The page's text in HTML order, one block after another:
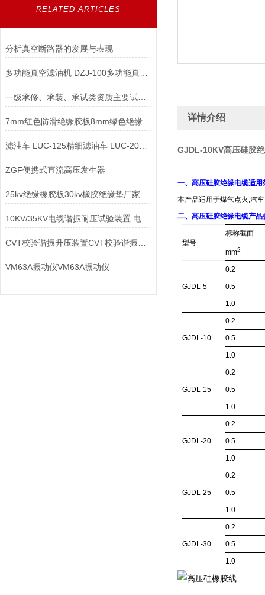
RELATED ARTICLES
分析真空断路器的发展与表现
多功能真空滤油机 DZJ-100多功能真空滤油机
一级承修、承装、承试类资质主要试验设备配置表
7mm红色防滑绝缘胶板8mm绿色绝缘胶板10mm阻燃绝缘胶板
滤油车 LUC-125精细滤油车 LUC-200精细滤油车
ZGF便携式直流高压发生器
10KV/35KV电缆谐振耐压试验装置 电缆谐振耐压试验装置
VM63A振动仪VM63A振动仪
详情介绍
GJDL-10KV高压硅胶
一、 高压硅胶绝缘电缆适用
本产品适用于煤气点火,汽
二、高压硅胶绝缘电缆产品
型号
标称截面
mm2
GJDL-5
0.2
0.5
1.0
GJDL-10
0.2
0.5
1.0
GJDL-15
0.2
0.5
1.0
GJDL-20
0.2
0.5
1.0
GJDL-25
0.2
0.5
1.0
GJDL-30
0.2
0.5
1.0